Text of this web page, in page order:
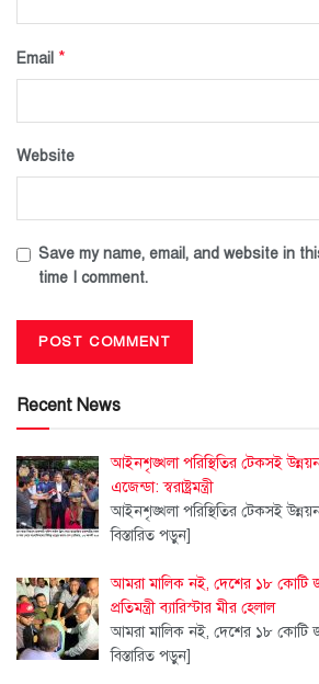
Email *
Website
Save my name, email, and website in
time I comment.
Recent News
আইনশৃঙ্খলা পরিস্থিতির টেকসই
এজেন্ডা: স্বরাষ্ট্রমন্ত্রী
আইনশৃঙ্খলা পরিস্থিতির টেকসই
বিস্তারিত পড়ুন]
আমরা মালিক নই, দেশের ১৮ কোটি
প্রতিমন্ত্রী ব্যারিস্টার মীর হেলাল
আমরা মালিক নই, দেশের ১৮ কোটি
বিস্তারিত পড়ুন]